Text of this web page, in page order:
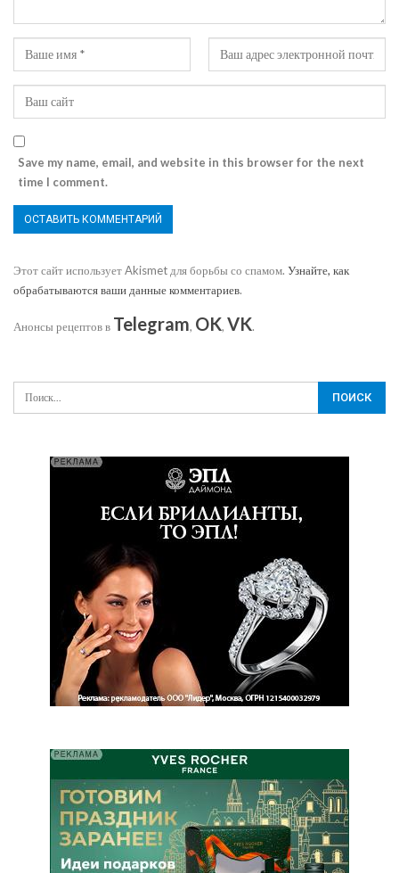
Save my name, email, and website in this browser for the next
time I comment.
Этот сайт использует Akismet для борьбы со спамом. Узнайте, как
обрабатываются ваши данные комментариев.
Анонсы рецептов в Telegram, OK, VK.